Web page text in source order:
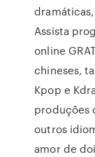
Assista
online
chineses,
Kpop e
produções
outros
amor de